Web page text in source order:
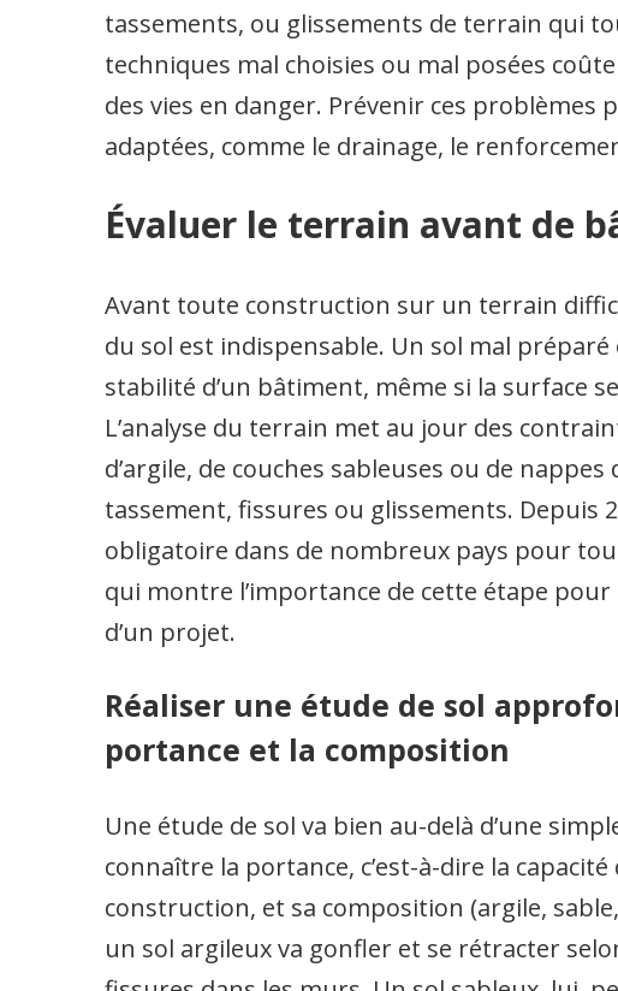
tassements, ou glissements de terrain qui
techniques mal choisies ou mal posées
des vies en danger. Prévenir ces problèmes
adaptées, comme le drainage, le
Évaluer le terrain avant de
Avant toute construction sur un terrain
du sol est indispensable. Un sol mal
stabilité d’un bâtiment, même si la surface
L’analyse du terrain met au jour des
d’argile, de couches sableuses ou de
tassement, fissures ou glissements. Depuis
obligatoire dans de nombreux pays pour
qui montre l’importance de cette étape
d’un projet.
Réaliser une étude de sol
portance et la composition
Une étude de sol va bien au-delà d’une
connaître la portance, c’est-à-dire la
construction, et sa composition (argile,
un sol argileux va gonfler et se rétracter